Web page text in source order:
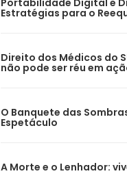
Portabilidade Digital e
Estratégias para o
Direito dos Médicos do
não pode ser réu em
O Banquete das
Espetáculo
A Morte e o Lenhador: